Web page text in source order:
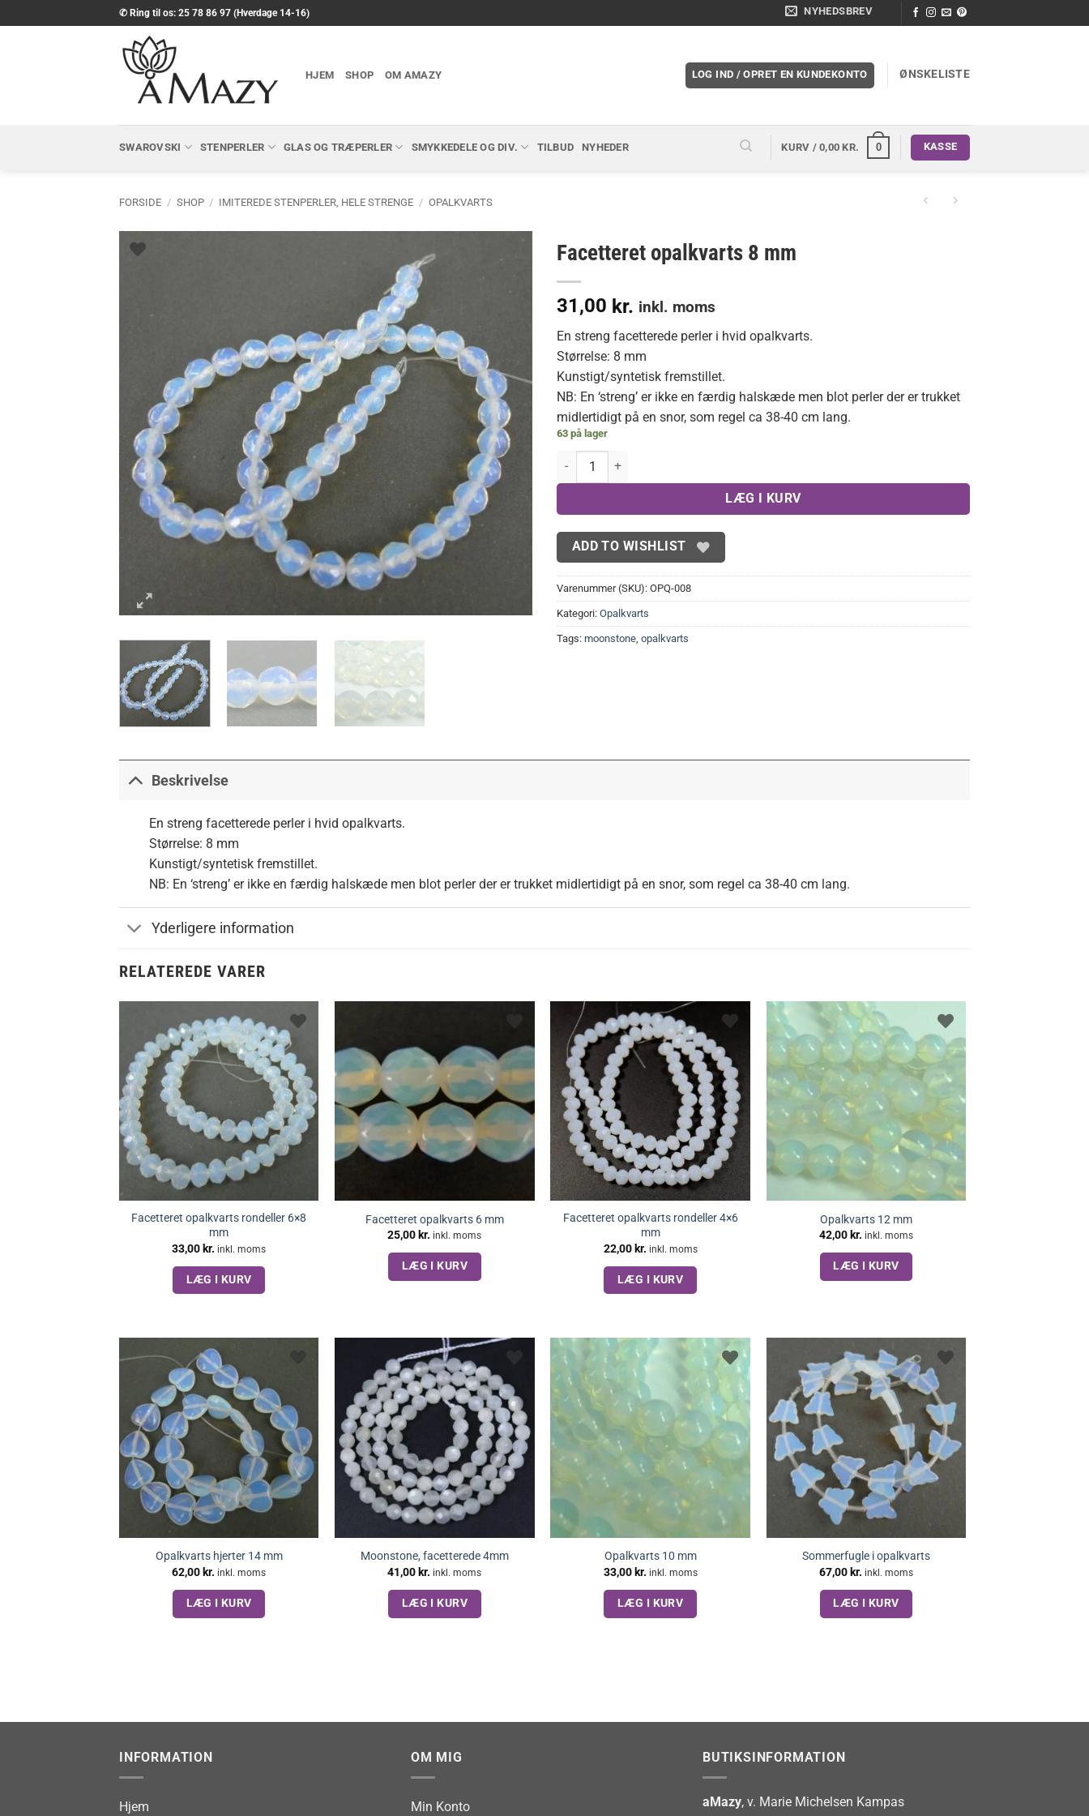
til
✆ Ring til os: 25 78 86 97 (Hverdage 14-16) NYHEDSBREV
HJEM SHOP OM AMAZY LOG IND / OPRET EN KUNDEKONTO ØNSKELISTE
SWAROVSKI STENPERLER GLAS OG TRÆPERLER SMYKKEDELE OG DIV. TILBUD NYHEDER KURV /0,00KR. 0 KASSE
FORSIDE / SHOP / IMITEREDE STENPERLER, HELE STRENGE / OPALKVARTS
Facetteret opalkvarts 8 mm
31,00 kr. inkl. moms
En streng facetterede perler i hvid opalkvarts.
Størrelse: 8 mm
Kunstigt/syntetisk fremstillet.
NB: En ‘streng’ er ikke en færdig halskæde men blot perler der er trukket
midlertidigt på en snor, som regel ca 38-40 cm lang.
63 på lager
Facetteret opalkvarts 8 mm antal
LÆG I KURV
ADD TO WISHLIST
Varenummer (SKU): OPQ-008
Kategori: Opalkvarts
Tags: moonstone opalkvarts
Beskrivelse
En streng facetterede perler i hvid opalkvarts.
Størrelse: 8 mm
Kunstigt/syntetisk fremstillet.
NB: En ‘streng’ er ikke en færdig halskæde men blot perler der er trukket midlertidigt på en snor, som regel ca 38-40 cm lang.
Yderligere information
RELATEREDE VARER
Facetteret opalkvarts rondeller 6×8
mm
33,00 kr. inkl. moms
LÆG I KURV
Facetteret opalkvarts 6 mm
25,00 kr. inkl. moms
LÆG I KURV
Facetteret opalkvarts rondeller 4×6
mm
22,00 kr. inkl. moms
LÆG I KURV
Opalkvarts 12 mm
42,00 kr. inkl. moms
LÆG I KURV
Opalkvarts hjerter 14 mm
62,00 kr. inkl. moms
LÆG I KURV
Moonstone, facetterede 4mm
41,00 kr. inkl. moms
LÆG I KURV
Opalkvarts 10 mm
33,00 kr. inkl. moms
LÆG I KURV
Sommerfugle i opalkvarts
67,00 kr. inkl. moms
LÆG I KURV
INFORMATION
Hjem
OM MIG
Min Konto
BUTIKSINFORMATION
aMazy, v. Marie Michelsen Kampas